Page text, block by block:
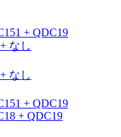
+ QDC19
なし
なし
+ QDC19
+ QDC19